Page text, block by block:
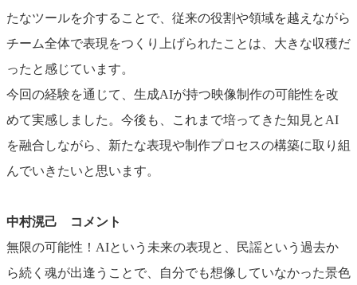
たなツールを介することで、従来の役割や領域を越えながら
チーム全体で表現をつくり上げられたことは、大きな収穫だ
ったと感じています。
今回の経験を通じて、生成AIが持つ映像制作の可能性を改
めて実感しました。今後も、これまで培ってきた知見とAI
を融合しながら、新たな表現や制作プロセスの構築に取り組
んでいきたいと思います。
中村滉己 コメント
無限の可能性！AIという未来の表現と、民謡という過去か
ら続く魂が出逢うことで、自分でも想像していなかった景色